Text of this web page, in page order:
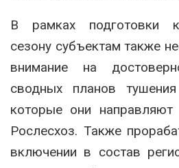
В рамках подготовки
сезону субъектам также
внимание на
сводных планов
которые они
Рослесхоз. Также
включении в состав